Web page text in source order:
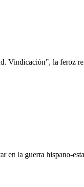
la feroz
la guerra hispano-